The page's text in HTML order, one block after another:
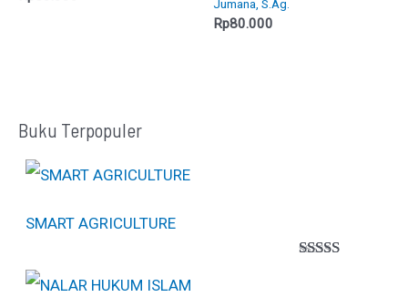
dari
5
Jumana, S.Ag.
Rp80.000
Buku Terpopuler
SMART AGRICULTURE